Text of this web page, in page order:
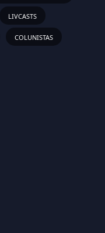
LIVCASTS
COLUNISTAS